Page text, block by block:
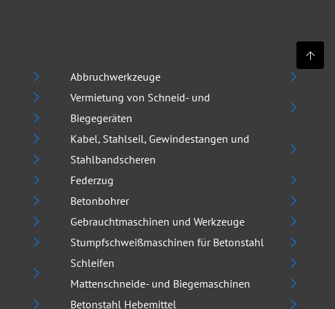
Abbruchwerkzeuge
Vermietung von Schneid- und
Biegegeräten
Kabel, Stahlseil, Gewindestangen und
Stahlbandscheren
Federzug
Betonbohrer
Gebrauchtmaschinen und Werkzeuge
Stumpfschweißmaschinen für Betonstahl
Schleifen
Mattenschneide- und Biegemaschinen
Betonstahl Hebemittel